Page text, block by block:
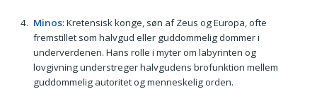
Minos: Kretensisk konge, søn af Zeus og Europa, ofte
fremstillet som halvgud eller guddommelig dommer i
underverdenen. Hans rolle i myter om labyrinten og
lovgivning understreger halvgudens brofunktion mellem
guddommelig autoritet og menneskelig orden.